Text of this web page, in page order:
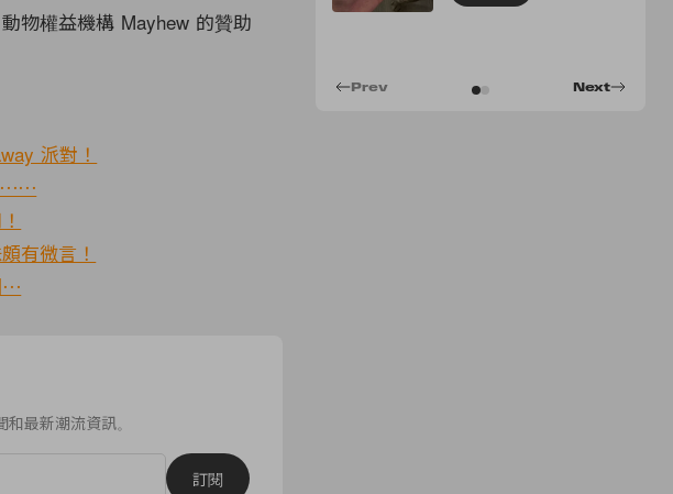
物權益機構 Mayhew 的贊助
派對！
⋯⋯
有微言！
⋯
最新潮流資訊。
訂閱
Next
Prev